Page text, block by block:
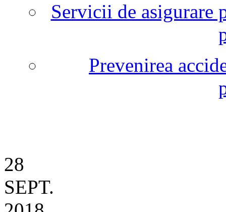
Servicii de asigurare
Prevenirea
28
SEPT.